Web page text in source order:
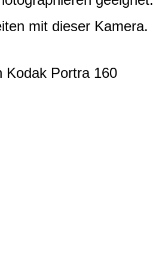
mit dieser Kamera.
Kodak Portra 160